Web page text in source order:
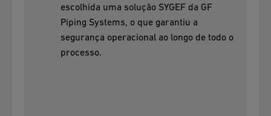
escolhida uma solução SYGEF da GF
Piping Systems, o que garantiu a
segurança operacional ao longo de todo o
processo.